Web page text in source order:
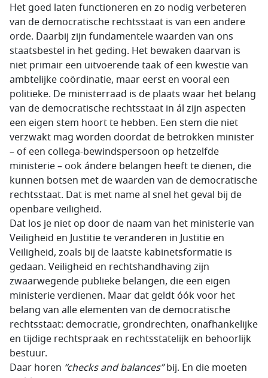
Het goed laten functioneren en zo nodig verbeteren
van de democratische rechtsstaat is van een andere
orde. Daarbij zijn fundamentele waarden van ons
staatsbestel in het geding. Het bewaken daarvan is
niet primair een uitvoerende taak of een kwestie van
ambtelijke coördinatie, maar eerst en vooral een
politieke. De ministerraad is de plaats waar het belang
van de democratische rechtsstaat in ál zijn aspecten
een eigen stem hoort te hebben. Een stem die niet
verzwakt mag worden doordat de betrokken minister
– of een collega-bewindspersoon op hetzelfde
ministerie – ook ándere belangen heeft te dienen, die
kunnen botsen met de waarden van de democratische
rechtsstaat. Dat is met name al snel het geval bij de
openbare veiligheid.
Dat los je niet op door de naam van het ministerie van
Veiligheid en Justitie te veranderen in Justitie en
Veiligheid, zoals bij de laatste kabinetsformatie is
gedaan. Veiligheid en rechtshandhaving zijn
zwaarwegende publieke belangen, die een eigen
ministerie verdienen. Maar dat geldt óók voor het
belang van alle elementen van de democratische
rechtsstaat: democratie, grondrechten, onafhankelijke
en tijdige rechtspraak en rechtsstatelijk en behoorlijk
bestuur.
Daar horen “checks and balances”bij. En die moeten